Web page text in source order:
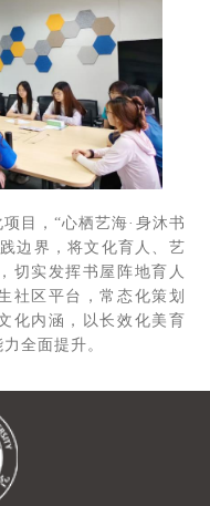
目，“心栖艺海·身沐书
边界，将文化育人、艺
切实发挥书屋阵地育人
社区平台，常态化策划
化内涵，以长效化美育
全面提升。